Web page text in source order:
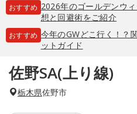
おすすめ 2026年のゴールデンウ
想と回避術をご紹介
おすすめ 今年のGWどこ行く！？
ットガイド
佐野SA(上り線)
栃木県佐野市